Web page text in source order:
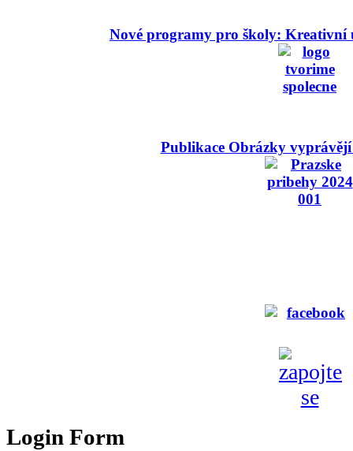
Nové programy pro školy: Kreativní
Publikace Obrázky
Login Form